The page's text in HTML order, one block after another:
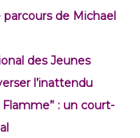
de Michael
des Jeunes
l’inattendu
Flamme” : un court-